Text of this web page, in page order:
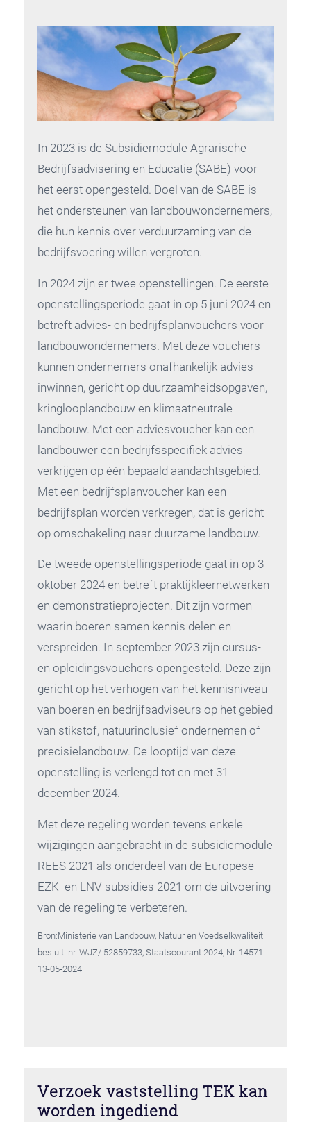
In 2023 is de Subsidiemodule Agrarische
Bedrijfsadvisering en Educatie (SABE) voor
het eerst opengesteld. Doel van de SABE is
het ondersteunen van landbouwondernemers,
die hun kennis over verduurzaming van de
bedrijfsvoering willen vergroten.
In 2024 zijn er twee openstellingen. De eerste
openstellingsperiode gaat in op 5 juni 2024 en
betreft advies- en bedrijfsplanvouchers voor
landbouwondernemers. Met deze vouchers
kunnen ondernemers onafhankelijk advies
inwinnen, gericht op duurzaamheidsopgaven,
kringlooplandbouw en klimaatneutrale
landbouw. Met een adviesvoucher kan een
landbouwer een bedrijfsspecifiek advies
verkrijgen op één bepaald aandachtsgebied.
Met een bedrijfsplanvoucher kan een
bedrijfsplan worden verkregen, dat is gericht
op omschakeling naar duurzame landbouw.
De tweede openstellingsperiode gaat in op 3
oktober 2024 en betreft praktijkleernetwerken
en demonstratieprojecten. Dit zijn vormen
waarin boeren samen kennis delen en
verspreiden. In september 2023 zijn cursus-
en opleidingsvouchers opengesteld. Deze zijn
gericht op het verhogen van het kennisniveau
van boeren en bedrijfsadviseurs op het gebied
van stikstof, natuurinclusief ondernemen of
precisielandbouw. De looptijd van deze
openstelling is verlengd tot en met 31
december 2024.
Met deze regeling worden tevens enkele
wijzigingen aangebracht in de subsidiemodule
REES 2021 als onderdeel van de Europese
EZK- en LNV-subsidies 2021 om de uitvoering
van de regeling te verbeteren.
Bron:Ministerie van Landbouw, Natuur en Voedselkwaliteit|
besluit| nr. WJZ/ 52859733, Staatscourant 2024, Nr. 14571|
13-05-2024
Verzoek vaststelling TEK kan
worden ingediend